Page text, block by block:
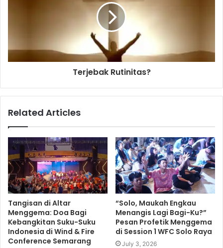
Terjebak Rutinitas?
Related Articles
Tangisan di Altar
Menggema: Doa Bagi
Kebangkitan Suku-Suku
Indonesia di Wind & Fire
Conference Semarang
“Solo, Maukah Engkau
Menangis Lagi Bagi-Ku?”
Pesan Profetik Menggema
di Session 1 WFC Solo Raya
July 3, 2026